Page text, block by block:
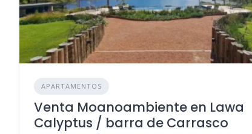
APARTAMENTOS
Venta Moanoambiente en Lawa
Calyptus / barra de Carrasco